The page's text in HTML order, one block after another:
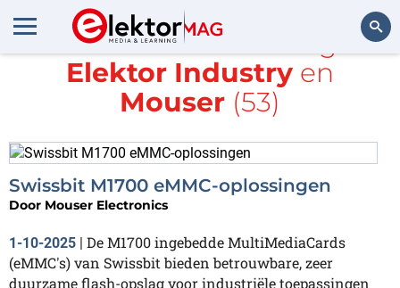
Alle items met de tags
Elektor Industry en
Mouser (53)
Swissbit M1700 eMMC-oplossingen
Door Mouser Electronics
1-10-2025 | De M1700 ingebedde MultiMediaCards
(eMMC's) van Swissbit bieden betrouwbare, zeer
duurzame flash-opslag voor industriële toepassingen